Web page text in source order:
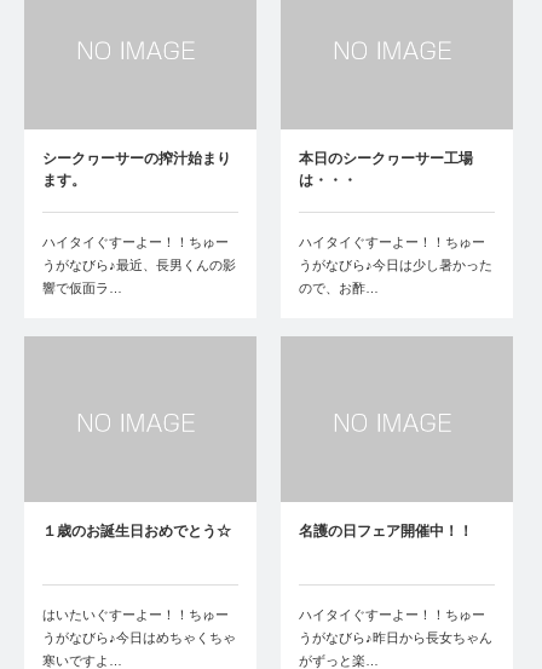
シークヮーサーの搾汁始まり
ます。
ハイタイぐすーよー！！ちゅー
うがなびら♪最近、長男くんの影
響で仮面ラ…
本日のシークヮーサー工場
は・・・
ハイタイぐすーよー！！ちゅー
うがなびら♪今日は少し暑かった
ので、お酢…
１歳のお誕生日おめでとう☆
はいたいぐすーよー！！ちゅー
うがなびら♪今日はめちゃくちゃ
寒いですよ…
名護の日フェア開催中！！
ハイタイぐすーよー！！ちゅー
うがなびら♪昨日から長女ちゃん
がずっと楽…